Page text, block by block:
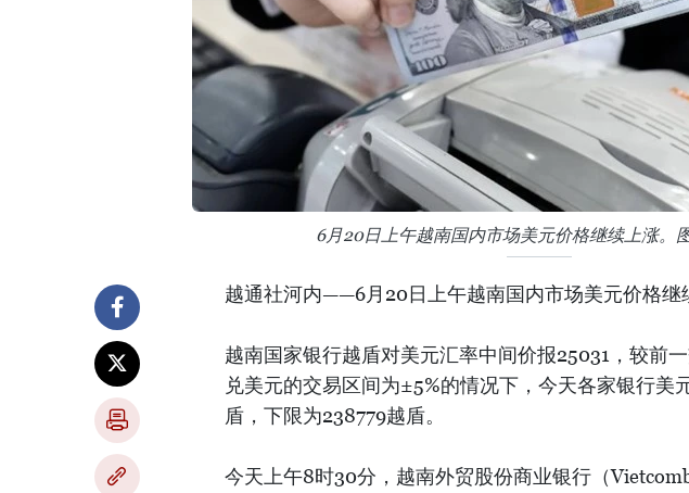
6月20日上午越南国内市场美元价格继续上涨。
越通社河内——6月20日上午越南国内市场美元价格继
越南国家银行越盾对美元汇率中间价报25031，较前
兑美元的交易区间为±5%的情况下，今天各家银行美
盾，下限为238779越盾。
今天上午8时30分，越南外贸股份商业银行（